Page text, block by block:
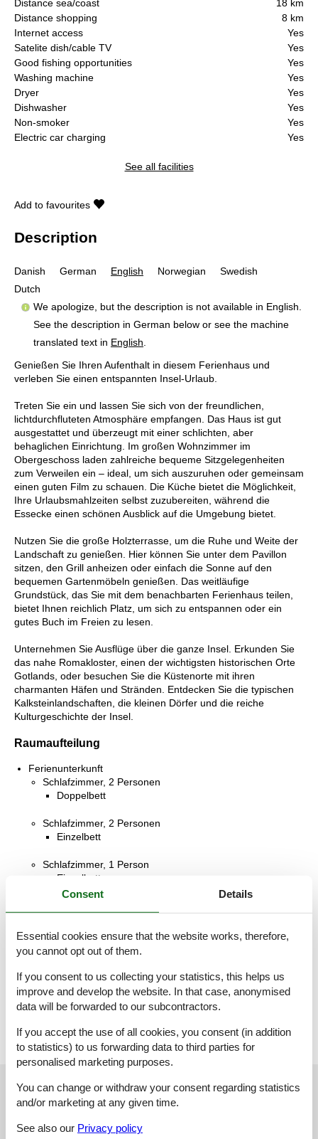
Distance sea/coast
18 km
Distance shopping
8 km
Internet access
Yes
Satelite dish/cable TV
Yes
Good fishing opportunities
Yes
Washing machine
Yes
Dryer
Yes
Dishwasher
Yes
Non-smoker
Yes
Electric car charging
Yes
See all facilities
Add to favourites
Description
Danish German English Norwegian
Swedish
Dutch
We apologize, but the description is not available in English.
See the description in German below or see the machine
translated text in English
Genießen Sie Ihren Aufenthalt in diesem Ferienhaus und
verleben Sie einen entspannten Insel-Urlaub.
Treten Sie ein und lassen Sie sich von der freundlichen,
lichtdurchfluteten Atmosphäre empfangen. Das Haus ist gut
ausgestattet und überzeugt mit einer schlichten, aber
behaglichen Einrichtung. Im großen Wohnzimmer im
Obergeschoss laden zahlreiche bequeme Sitzgelegenheiten
zum Verweilen ein – ideal, um sich auszuruhen oder gemeinsam
einen guten Film zu schauen. Die Küche bietet die Möglichkeit,
Ihre Urlaubsmahlzeiten selbst zuzubereiten, während die
Essecke einen schönen Ausblick auf die Umgebung bietet.
Nutzen Sie die große Holzterrasse, um die Ruhe und Weite der
Landschaft zu genießen. Hier können Sie unter dem Pavillon
sitzen, den Grill anheizen oder einfach die Sonne auf den
bequemen Gartenmöbeln genießen. Das weitläufige
Grundstück, das Sie mit dem benachbarten Ferienhaus teilen,
bietet Ihnen reichlich Platz, um sich zu entspannen oder ein
gutes Buch im Freien zu lesen.
Unternehmen Sie Ausflüge über die ganze Insel. Erkunden Sie
das nahe Romakloster, einen der wichtigsten historischen Orte
Gotlands, oder besuchen Sie die Küstenorte mit ihren
charmanten Häfen und Stränden. Entdecken Sie die typischen
Kalksteinlandschaften, die kleinen Dörfer und die reiche
Kulturgeschichte der Insel.
Raumaufteilung
Ferienunterkunft
Schlafzimmer, 2 Personen
Doppelbett
Schlafzimmer, 2 Personen
Einzelbett
Schlafzimmer, 1 Person
Einzelbett
Wohnzimmer, 2 Personen
Sofa, Matratze oder Ähnliches
Terrasse
Balkon
Our guest reviews Our guest reviewsExternal reviews
Consent Details
Essential cookies ensure that the website works, therefore,
you cannot opt out of them.
If you consent to us collecting your statistics, this helps us
improve and develop the website. In that case, anonymised
data will be forwarded to our subcontractors.
If you accept the use of all cookies, you consent (in addition
to statistics) to us forwarding data to third parties for
personalised marketing purposes.
You can change or withdraw your consent regarding statistics
and/or marketing at any given time.
See also our Privacy policy